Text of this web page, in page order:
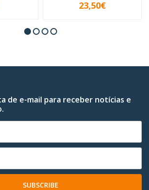
VER OPÇÕES
23,50€
de e-mail para receber notícias e
SUBSCRIBE